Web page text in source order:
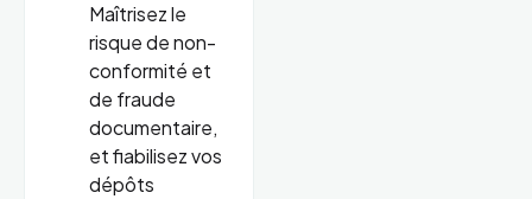
Maîtrisez le
risque de non-
conformité et
de fraude
documentaire,
et fiabilisez vos
dépôts